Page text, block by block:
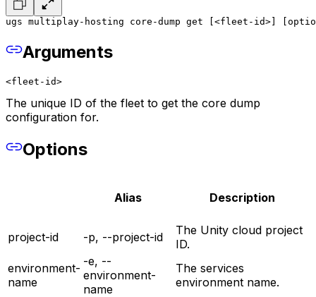
ugs multiplay-hosting core-dump get [<fleet-id>]
Arguments
<fleet-id>
The unique ID of the fleet to get the core dump
configuration for.
Options
Alias Description
project-id -p, --project-id
The Unity cloud project
ID.
environment-
name
-e, --
environment-
name
The services
environment name.